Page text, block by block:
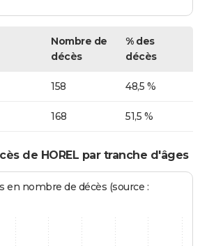
Nombre de
décès
% des
décès
158 48,5 %
168 51,5 %
de HOREL par tranche d'âges
en nombre de décès (source :